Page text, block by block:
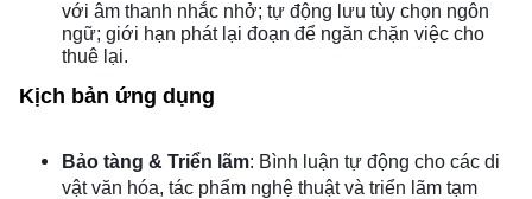
với âm thanh nhắc nhở; tự động lưu tùy chọn ngôn
ngữ; giới hạn phát lại đoạn để ngăn chặn việc cho
thuê lại.
Kịch bản ứng dụng
Bảo tàng & Triển lãm: Bình luận tự động cho các di
vật văn hóa, tác phẩm nghệ thuật và triển lãm tạm